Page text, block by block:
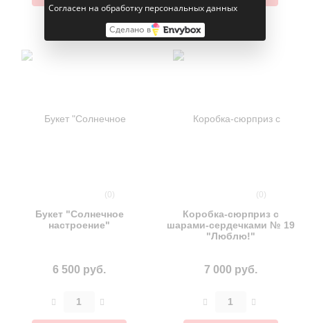
(0)
Букет "Солнечное
настроение"
6 500 руб.
(0)
Коробка-сюрприз с
шарами-сердечками № 19
"Люблю!"
7 000 руб.
Согласен на обработку персональных данных
Сделано в